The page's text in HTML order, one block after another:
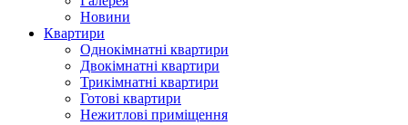
Новини
Квартири
Однокімнатні квартири
Двокімнатні квартири
Трикімнатні квартири
Готові квартири
Нежитлові приміщення